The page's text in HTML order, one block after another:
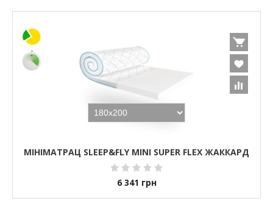
МІНІМАТРАЦ SLEEP&FLY MINI SUPER FLEX ЖАККАРД
6 341 грн